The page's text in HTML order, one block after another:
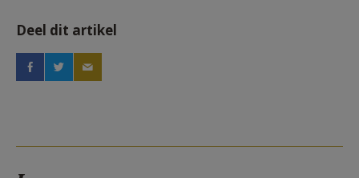
Deel dit artikel